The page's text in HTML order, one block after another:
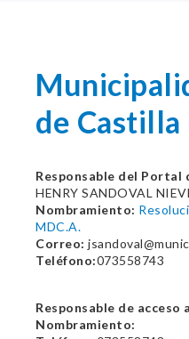
de Castilla
Responsable del Portal
HENRY SANDOVAL
Nombramiento:
MDC.A.
Correo:
Teléfono:073558743
Responsable de acceso
Nombramiento: